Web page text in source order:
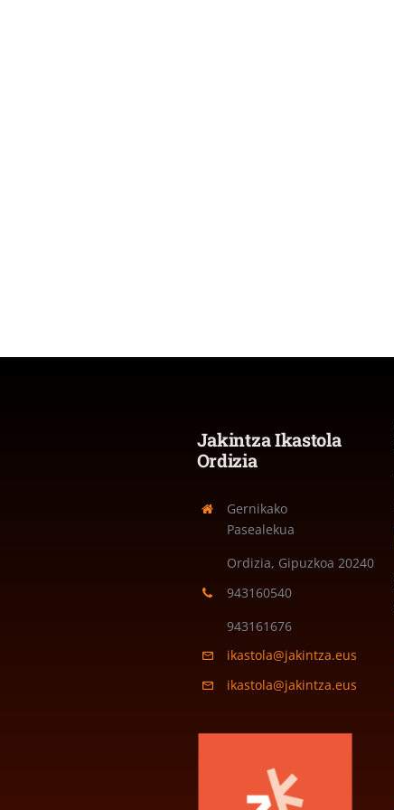
Jakintza Ikastola
Ordizia
Gernikako
Pasealekua
Ordizia, Gipuzkoa20240
943160540
943161676
ikastola@jakintza.eus
ikastola@jakintza.eus